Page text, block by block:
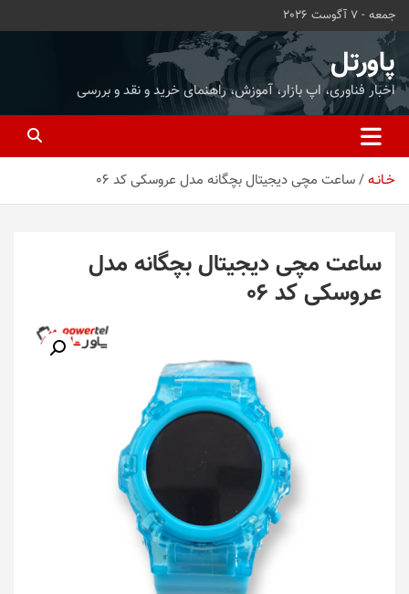
محتوا
بروید
جمعه - 7 آگوست 2026
پاورتل
اخبار فناوری، اپ بازار، آموزش، راهنمای خرید و نقد و بررسی
خـانـه ساعت مچی دیجیتال بچگانه مدل عروسکی کد 06
ساعت مچی دیجیتال بچگانه مدل
عروسکی کد 06